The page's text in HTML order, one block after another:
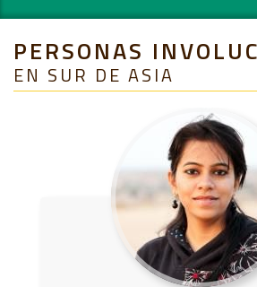
PERSONAS
EN SUR DE ASIA